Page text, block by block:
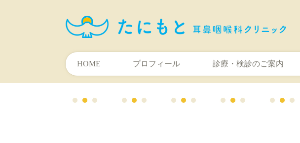
HOME プロフィール 診療・検診のご案内